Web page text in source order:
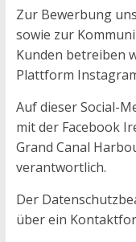
Zur Bewerbung
sowie zur
Kunden betreiben
Plattform
Auf dieser Social-
mit der Facebook
Grand Canal
verantwortlich.
Der
über ein